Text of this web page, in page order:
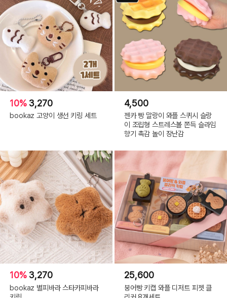
10% 3,270
bookaz 고양이 생선 키링 세트
4,500
젠카 빵 말랑이 와플 스퀴시 슬랑
이 조립형 스트레스볼 쫀득 슬라임
향기 촉감 놀이 장난감
10% 3,270
bookaz 별피바라 스타카피바라
25,600
붕어빵 키캡 와플 디저트 피젯 클